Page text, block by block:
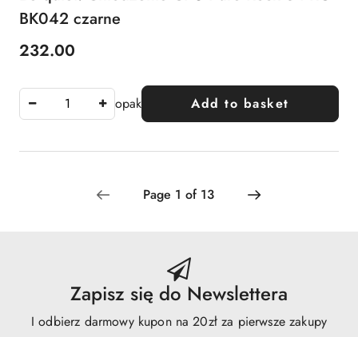
BK042 czarne
Price:
232.00
opak Add to basket
Zapisz się do Newslettera
I odbierz darmowy kupon na 20zł za pierwsze zakupy